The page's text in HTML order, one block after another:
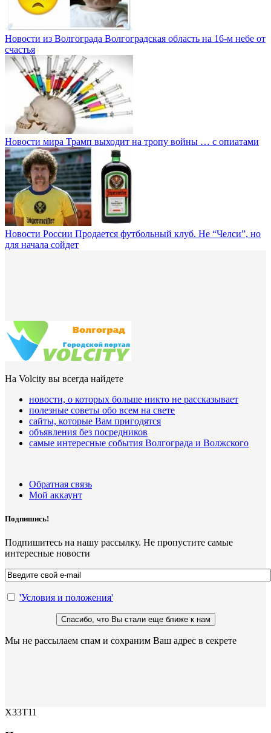
Новости из Волгограда Волгоградская область на 16-м небе от
счастья
Новости мира Трамп выходит на тропу войны … с опиатами
Новости России Продается футбольный клуб. Не “Челси”, но
для начала сойдет
На Volcity вы всегда найдете
новости, о которых больше никто не рассказывает
полезные советы обо всем на свете
сайты, которые Вам пригодятся
объявления без посредников
самые интересные события Волгограда и Волжского
Обратная связь
Мой аккаунт
Подпишись!
Подпишитесь на нашу рассылку. Не пропустите самые
интересные новости
'Условия и положения'
Мы не рассылаем спам и сохраним Ваш адрес в секрете
X33T11